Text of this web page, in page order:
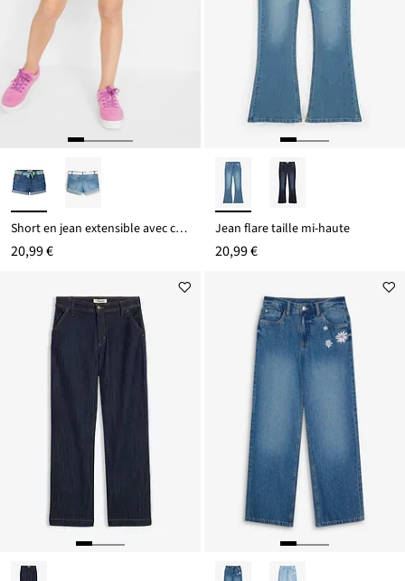
Short en jean extensible avec ceinture
20,99 €
Jean flare taille mi-haute
20,99 €